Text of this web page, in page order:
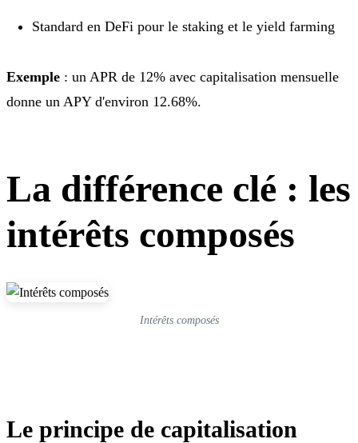
Standard en DeFi pour le staking et le yield farming
Exemple : un APR de 12% avec capitalisation mensuelle
donne un APY d'environ 12.68%.
La différence clé : les
intérêts composés
Intérêts composés
Le principe de capitalisation